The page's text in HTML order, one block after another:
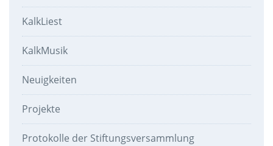
KalkLiest
KalkMusik
Neuigkeiten
Projekte
Protokolle der Stiftungsversammlung